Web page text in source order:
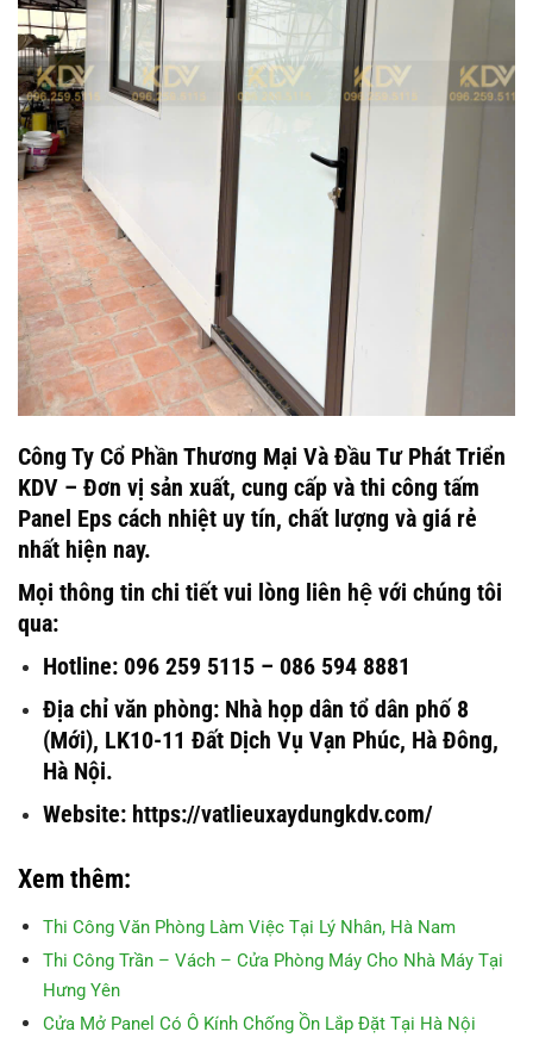
Công Ty Cổ Phần Thương Mại Và Đầu Tư Phát Triển
KDV – Đơn vị sản xuất, cung cấp và thi công tấm
Panel Eps cách nhiệt uy tín, chất lượng và giá rẻ
nhất hiện nay.
Mọi thông tin chi tiết vui lòng liên hệ với chúng tôi
qua:
Hotline: 096 259 5115 – 086 594 8881
Địa chỉ văn phòng: Nhà họp dân tổ dân phố 8
(Mới), LK10-11 Đất Dịch Vụ Vạn Phúc, Hà Đông,
Hà Nội.
Website: https://vatlieuxaydungkdv.com/
Xem thêm:
Thi Công Văn Phòng Làm Việc Tại Lý Nhân, Hà Nam
Thi Công Trần – Vách – Cửa Phòng Máy Cho Nhà Máy Tại
Hưng Yên
Cửa Mở Panel Có Ô Kính Chống Ồn Lắp Đặt Tại Hà Nội